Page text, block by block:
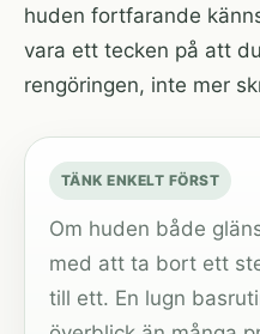
huden fortfarande
vara ett tecken på att
rengöringen, inte mer
TÄNK ENKELT FÖRST
Om huden både
med att ta bort ett
till ett. En lugn